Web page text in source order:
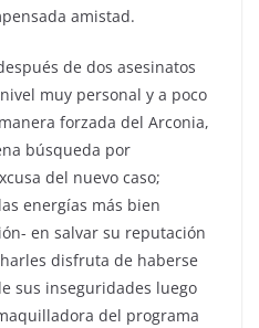
amistad.
de dos asesinatos
muy personal y a poco
forzada del Arconia,
búsqueda por
del nuevo caso;
energías más bien
en salvar su reputación
disfruta de haberse
sus inseguridades luego
del programa